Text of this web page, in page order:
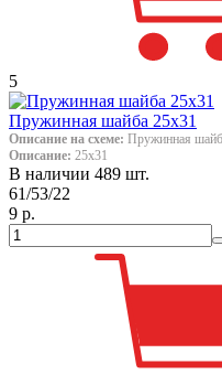
5
Пружинная шайба 25х31
Описание на схеме: Пружинная
Описание: 25х31
В наличии 489 шт.
61/53/22
9 р.